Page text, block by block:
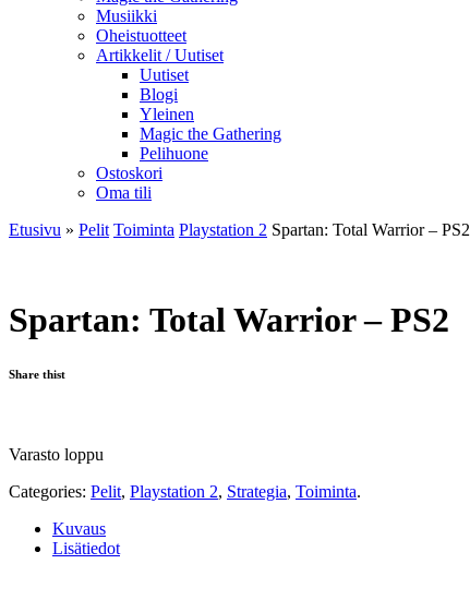
Musiikki
Oheistuotteet
Artikkelit / Uutiset
Uutiset
Blogi
Yleinen
Magic the Gathering
Pelihuone
Ostoskori
Oma tili
Etusivu » Pelit Toiminta Playstation 2 Spartan: Total Warrior – PS2
Spartan: Total Warrior – PS2
Share thist
Varasto loppu
Categories: Pelit, Playstation 2, Strategia, Toiminta.
Kuvaus
Lisätiedot